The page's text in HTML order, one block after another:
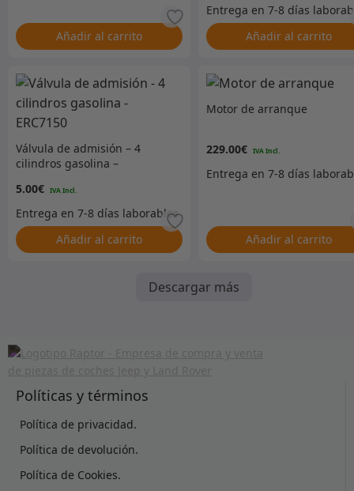
Añadir al carrito Añadir al carrito
Válvula de admisión – 4
cilindros gasolina –
5.00€
Añadir al carrito
Motor de arranque
229.00€
Añadir al carrito
Descargar más
Políticas y términos
Política de privacidad.
Política de devolución.
Política de Cookies.